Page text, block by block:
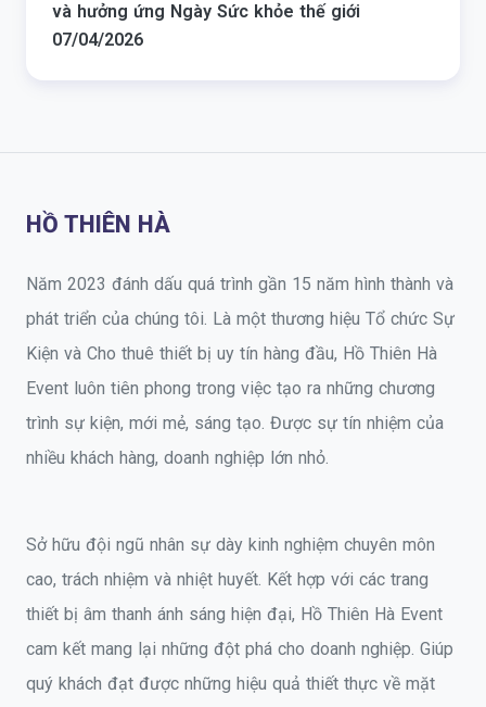
và hưởng ứng Ngày Sức khỏe thế giới
07/04/2026
HỒ THIÊN HÀ
Năm 2023 đánh dấu quá trình gần 15 năm hình thành và
phát triển của chúng tôi. Là một thương hiệu Tổ chức Sự
Kiện và Cho thuê thiết bị uy tín hàng đầu, Hồ Thiên Hà
Event luôn tiên phong trong việc tạo ra những chương
trình sự kiện, mới mẻ, sáng tạo. Được sự tín nhiệm của
nhiều khách hàng, doanh nghiệp lớn nhỏ.
Sở hữu đội ngũ nhân sự dày kinh nghiệm chuyên môn
cao, trách nhiệm và nhiệt huyết. Kết hợp với các trang
thiết bị âm thanh ánh sáng hiện đại, Hồ Thiên Hà Event
cam kết mang lại những đột phá cho doanh nghiệp. Giúp
quý khách đạt được những hiệu quả thiết thực về mặt